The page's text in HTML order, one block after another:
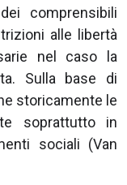
comprensibili
alle libertà
nel caso la
Sulla base di
storicamente le
soprattutto in
sociali (Van